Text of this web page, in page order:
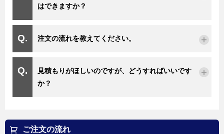
はできますか？
注文の流れを教えてください。
見積もりがほしいのですが、どうすればいいです
か？
ご注文の流れ